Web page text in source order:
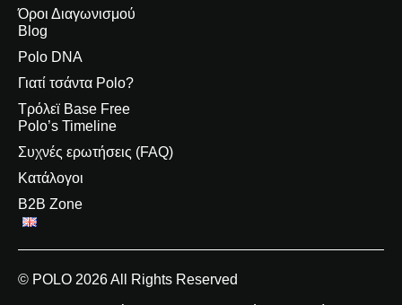
Όροι Διαγωνισμού
Blog
Polo DNA
Γιατί τσάντα Polo?
Τρόλεϊ Base Free
Polo’s Timeline
Συχνές ερωτήσεις (FAQ)
Κατάλογοι
B2B Zone
© POLO 2026 All Rights Reserved